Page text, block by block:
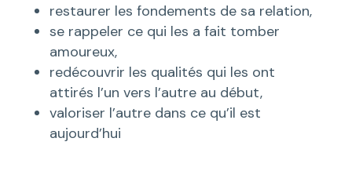
restaurer les fondements de sa relation,
se rappeler ce qui les a fait tomber
amoureux,
redécouvrir les qualités qui les ont
attirés l’un vers l’autre au début,
valoriser l’autre dans ce qu’il est
aujourd’hui